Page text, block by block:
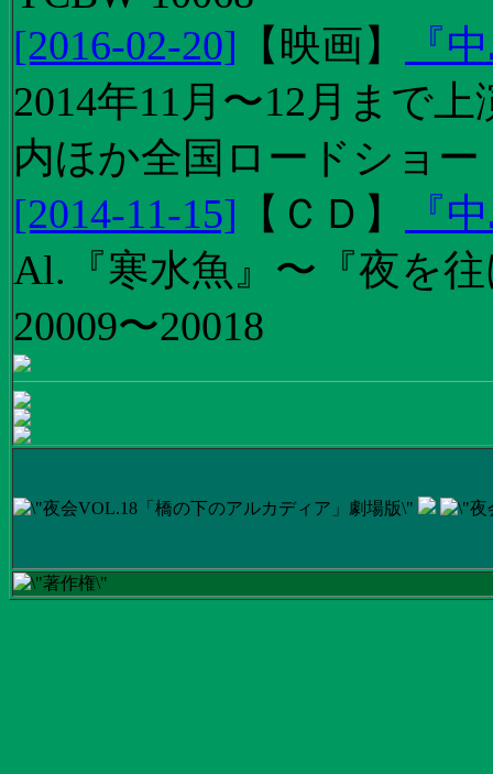
[2016-02-20] 【 映画】
『
2014年11月〜12月まで
内ほか全国ロードショー
[2014-11-15] 【 ＣＤ 】
『
Al.『寒水魚』〜『夜を
20009〜20018